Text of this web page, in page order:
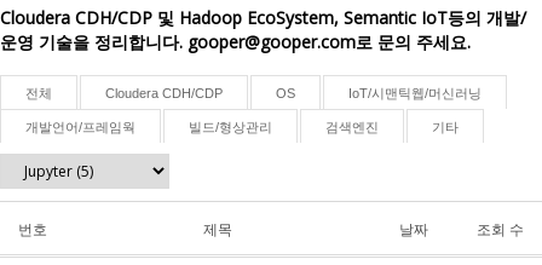
Cloudera CDH/CDP 및 Hadoop EcoSystem, Semantic IoT등의 개발/
운영 기술을 정리합니다. gooper@gooper.com로 문의 주세요.
전체 Cloudera CDH/CDP OS IoT/시맨틱웹/머신러닝
개발언어/프레임웍 빌드/형상관리 검색엔진 기타
번호 제목 날짜 조회 수